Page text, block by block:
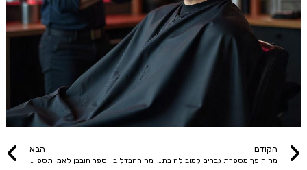
הקודם
מה הופך מספרת גברים למובילה בתחומה? 5 טיפים שיעשו לך סדר
הבא
מה ההבדל בין ספר חובבן לאמן תספורות גברים – ואיך אתה יכול להיות כזה